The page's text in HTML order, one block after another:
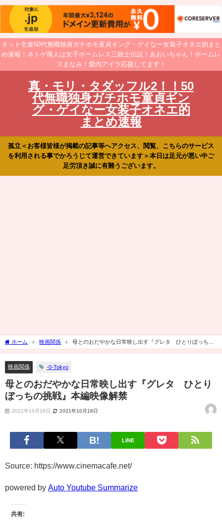
ネット乞食50代無職独身ガチホモ童貞ギング・ゲイなー女装子オネエ的まと
め速報！ネトゲ廃人は女子ホームレス三銃士伝説！あおいちゃん！ホームレ
スまなみ！愛内アイラ応援してます！
真・モリ・タダッフル2！！50
代無職独身ガチホモ童貞ギン
グ・ゲイなー女装子オネエ的
まとめ速報
孤立＜お客様皆様が掲載の記事等へアクセス、閲覧、こちらのサービス
を利用される事でかろうじて運営できています＞本日は足元が悪い中ご
足労頂き誠に有難うございます。
ホーム 映画関係
母とのおだやかな日常映し出す『グレタ ひとりぼっちの
挑戦』本編映像解禁
映画関係 -0-Tokyo
母とのおだやかな日常映し出す『グレタ ひとり
ぼっちの挑戦』本編映像解禁
2021年10月18日 2021年10月18日
LINE
Source: https://www.cinemacafe.net/
powered by Auto Youtube Summarize
共有: